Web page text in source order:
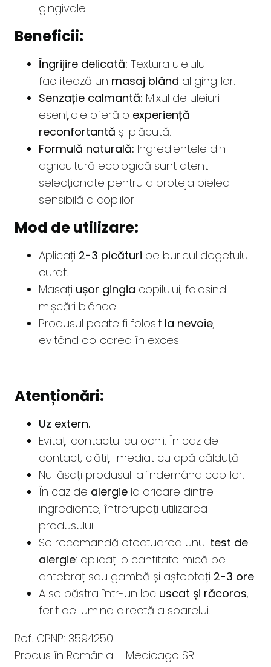
gingivale.
Beneficii:
Îngrijire delicată: Textura uleiului
facilitează un masaj blând al gingiilor.
Senzație calmantă: Mixul de uleiuri
esențiale oferă o experiență
reconfortantă și plăcută.
Formulă naturală: Ingredientele din
agricultură ecologică sunt atent
selecționate pentru a proteja pielea
sensibilă a copiilor.
Mod de utilizare:
Aplicați 2-3 picături pe buricul degetului
curat.
Masați ușor gingia copilului, folosind
mișcări blânde.
Produsul poate fi folosit la nevoie,
evitând aplicarea în exces.
Atenționări:
Uz extern.
Evitați contactul cu ochii. În caz de
contact, clătiți imediat cu apă călduță.
Nu lăsați produsul la îndemâna copiilor.
În caz de alergie la oricare dintre
ingrediente, întrerupeți utilizarea
produsului.
Se recomandă efectuarea unui test de
alergie: aplicați o cantitate mică pe
antebraț sau gambă și așteptați 2-3 ore.
A se păstra într-un loc uscat și răcoros,
ferit de lumina directă a soarelui.
Ref. CPNP: 3594250
Produs în România – Medicago SRL